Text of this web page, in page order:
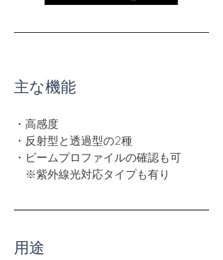
主な機能
・高感度
・反射型と透過型の2種
・ビームプロファイルの確認も可
※紫外線光対応タイプも有り
用途